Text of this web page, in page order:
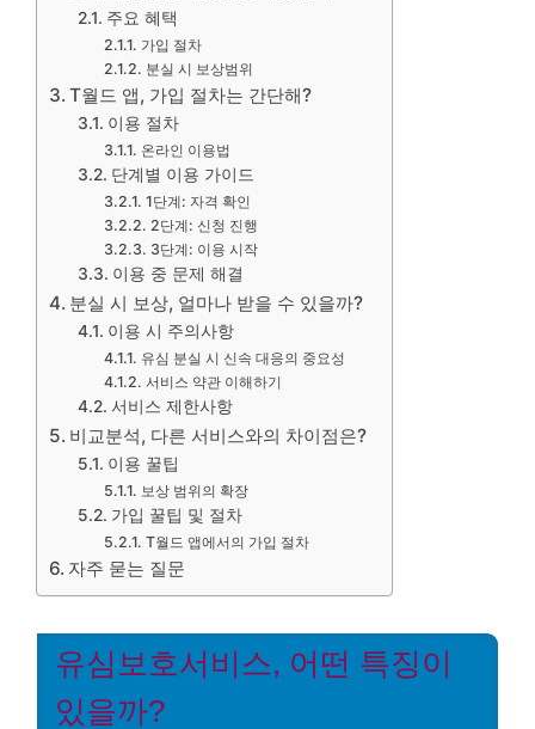
주요 혜택
가입 절차
분실 시 보상범위
T월드 앱, 가입 절차는 간단해?
이용 절차
온라인 이용법
단계별 이용 가이드
1단계: 자격 확인
2단계: 신청 진행
3단계: 이용 시작
이용 중 문제 해결
분실 시 보상, 얼마나 받을 수 있을까?
이용 시 주의사항
유심 분실 시 신속 대응의 중요성
서비스 약관 이해하기
서비스 제한사항
비교분석, 다른 서비스와의 차이점은?
이용 꿀팁
보상 범위의 확장
가입 꿀팁 및 절차
T월드 앱에서의 가입 절차
자주 묻는 질문
유심보호서비스, 어떤 특징이
있을까?